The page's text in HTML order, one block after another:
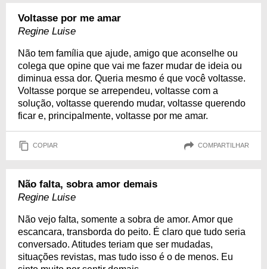
Voltasse por me amar
Regine Luise
Não tem família que ajude, amigo que aconselhe ou
colega que opine que vai me fazer mudar de ideia ou
diminua essa dor. Queria mesmo é que você voltasse.
Voltasse porque se arrependeu, voltasse com a
solução, voltasse querendo mudar, voltasse querendo
ficar e, principalmente, voltasse por me amar.
COPIAR COMPARTILHAR
Não falta, sobra amor demais
Regine Luise
Não vejo falta, somente a sobra de amor. Amor que
escancara, transborda do peito. É claro que tudo seria
conversado. Atitudes teriam que ser mudadas,
situações revistas, mas tudo isso é o de menos. Eu